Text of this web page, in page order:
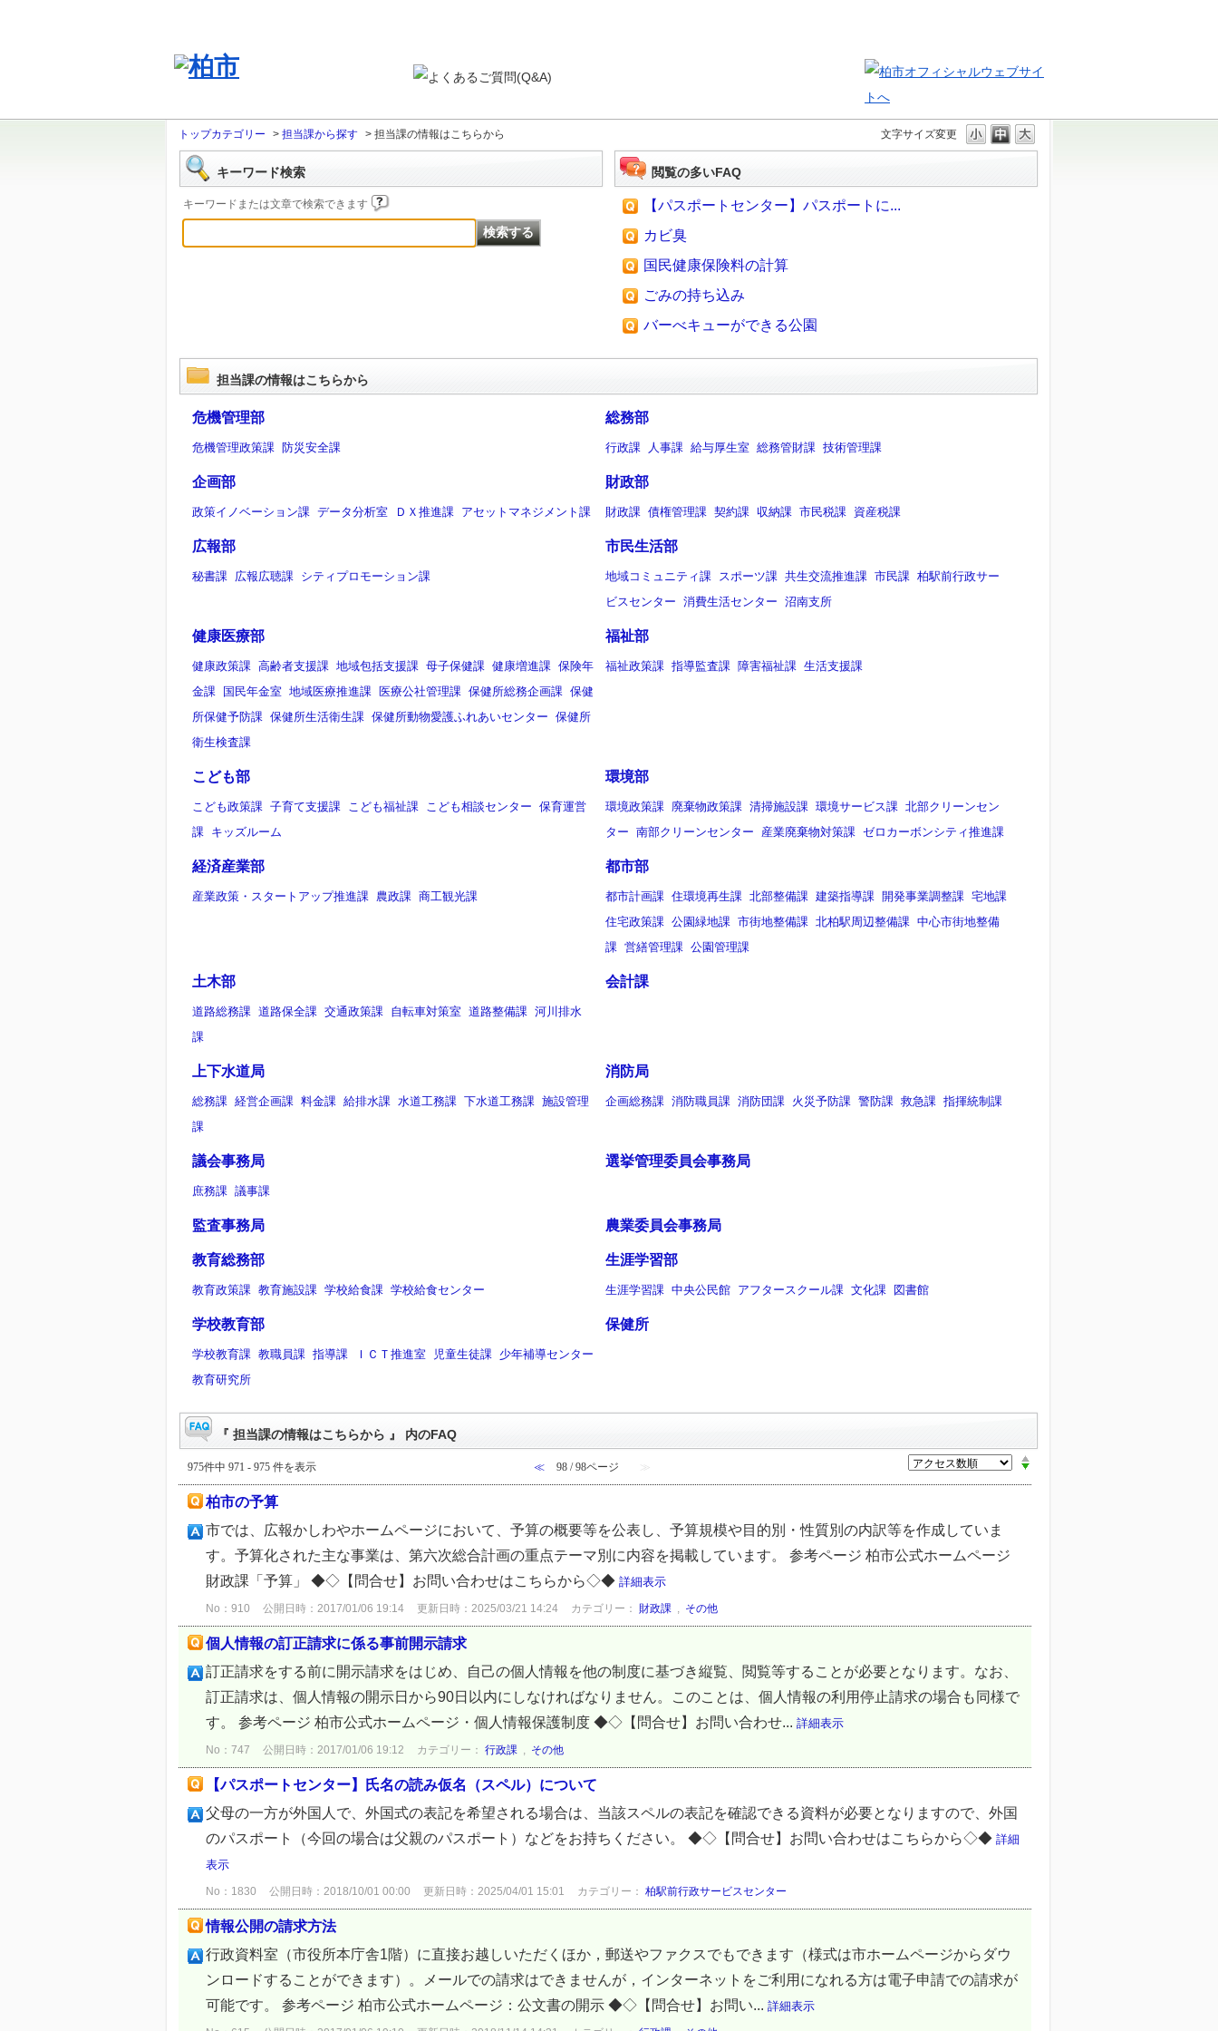
文字サイズ変更
トップカテゴリー > 担当課から探す > 担当課の情報はこちらから
キーワード検索
キーワードまたは文章で検索できます
閲覧の多いFAQ
【パスポートセンター】パスポートに...
カビ臭
国民健康保険料の計算
ごみの持ち込み
バーべキューができる公園
担当課の情報はこちらから
危機管理部
危機管理政策課 防災安全課
総務部
行政課 人事課 給与厚生室 総務管財課 技術管理課
企画部
政策イノベーション課 データ分析室 ＤＸ推進課 アセットマネジメント課
財政部
財政課 債権管理課 契約課 収納課 市民税課 資産税課
広報部
秘書課 広報広聴課 シティプロモーション課
市民生活部
地域コミュニティ課 スポーツ課 共生交流推進課 市民課 柏駅前行政サー
ビスセンター 消費生活センター 沼南支所
健康医療部
健康政策課 高齢者支援課 地域包括支援課 母子保健課 健康増進課 保険年
金課
国民年金室 地域医療推進課 医療公社管理課 保健所総務企画課 保健
所保健予防課 保健所生活衛生課 保健所動物愛護ふれあいセンター 保健所
衛生検査課
福祉部
福祉政策課 指導監査課 障害福祉課 生活支援課
こども部
こども政策課 子育て支援課 こども福祉課 こども相談センター 保育運営
課 キッズルーム
環境部
環境政策課 廃棄物政策課 清掃施設課 環境サービス課 北部クリーンセン
ター 南部クリーンセンター 産業廃棄物対策課 ゼロカーボンシティ推進課
経済産業部
産業政策・スタートアップ推進課 農政課 商工観光課
都市部
都市計画課 住環境再生課 北部整備課 建築指導課 開発事業調整課 宅地課
住宅政策課 公園緑地課 市街地整備課 北柏駅周辺整備課 中心市街地整備
課 営繕管理課 公園管理課
土木部
道路総務課 道路保全課 交通政策課 自転車対策室 道路整備課 河川排水
課
会計課
上下水道局
総務課 経営企画課 料金課 給排水課 水道工務課 下水道工務課 施設管理
課
消防局
企画総務課 消防職員課 消防団課 火災予防課 警防課 救急課 指揮統制課
議会事務局
庶務課 議事課
選挙管理委員会事務局
監査事務局 農業委員会事務局
教育総務部
教育政策課 教育施設課 学校給食課 学校給食センター
生涯学習部
生涯学習課 中央公民館 アフタースクール課 文化課 図書館
学校教育部
学校教育課 教職員課 指導課 ＩＣＴ推進室 児童生徒課 少年補導センター
教育研究所
保健所
『 担当課の情報はこちらから 』 内のFAQ
975件中 971 - 975 件を表示 ≪ 98 / 98ページ ≫
柏市の予算
市では、広報かしわやホームページにおいて、予算の概要等を公表し、予算規模や目的別・性質別の内訳等を作成していま
す。予算化された主な事業は、第六次総合計画の重点テーマ別に内容を掲載しています。 参考ページ 柏市公式ホームページ
財政課「予算」 ◆◇【問合せ】お問い合わせはこちらから◇◆ 詳細表示
No：910 公開日時：2017/01/06 19:14 更新日時：2025/03/21 14:24 カテゴリー： 財政課 , その他
個人情報の訂正請求に係る事前開示請求
訂正請求をする前に開示請求をはじめ、自己の個人情報を他の制度に基づき縦覧、閲覧等することが必要となります。なお、
訂正請求は、個人情報の開示日から90日以内にしなければなりません。このことは、個人情報の利用停止請求の場合も同様で
す。 参考ページ 柏市公式ホームページ・個人情報保護制度 ◆◇【問合せ】お問い合わせ... 詳細表示
No：747 公開日時：2017/01/06 19:12 カテゴリー： 行政課 , その他
【パスポートセンター】氏名の読み仮名（スペル）について
父母の一方が外国人で、外国式の表記を希望される場合は、当該スペルの表記を確認できる資料が必要となりますので、外国
のパスポート（今回の場合は父親のパスポート）などをお持ちください。 ◆◇【問合せ】お問い合わせはこちらから◇◆ 詳細
表示
No：1830 公開日時：2018/10/01 00:00 更新日時：2025/04/01 15:01 カテゴリー： 柏駅前行政サービスセンター
情報公開の請求方法
行政資料室（市役所本庁舎1階）に直接お越しいただくほか，郵送やファクスでもできます（様式は市ホームページからダウ
ンロードすることができます）。メールでの請求はできませんが，インターネットをご利用になれる方は電子申請での請求が
可能です。 参考ページ 柏市公式ホームページ：公文書の開示 ◆◇【問合せ】お問い... 詳細表示